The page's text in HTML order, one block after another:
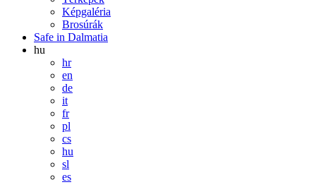
Képgaléria
Brosúrák
Safe in Dalmatia
hu
hr
en
de
it
fr
pl
cs
hu
sl
es